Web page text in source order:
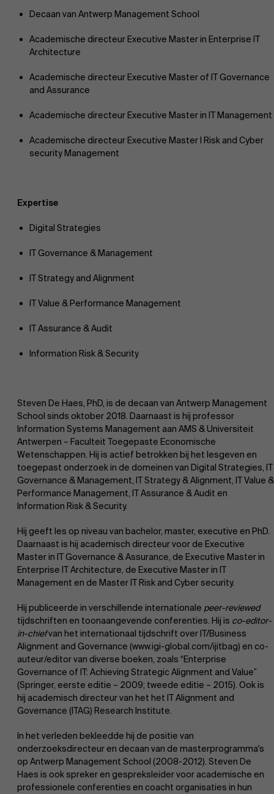
Decaan van Antwerp Management School
Academische directeur Executive Master in Enterprise IT
Architecture
Academische directeur Executive Master of IT Governance
and Assurance
Academische directeur Executive Master in IT Management
Academische directeur Executive Master I Risk and Cyber
security Management
Expertise
Digital Strategies
IT Governance & Management
IT Strategy and Alignment
IT Value & Performance Management
IT Assurance & Audit
Information Risk & Security
Steven De Haes, PhD, is de decaan van Antwerp Management
School sinds oktober 2018. Daarnaast is hij professor
Information Systems Management aan AMS & Universiteit
Antwerpen – Faculteit Toegepaste Economische
Wetenschappen. Hij is actief betrokken bij het lesgeven en
toegepast onderzoek in de domeinen van Digital Strategies, IT
Governance & Management, IT Strategy & Alignment, IT Value &
Performance Management, IT Assurance & Audit en
Information Risk & Security.
Hij geeft les op niveau van bachelor, master, executive en PhD.
Daarnaast is hij academisch directeur voor de Executive
Master in IT Governance & Assurance, de Executive Master in
Enterprise IT Architecture, de Executive Master in IT
Management en de Master IT Risk and Cyber security.
Hij publiceerde in verschillende internationale peer-reviewed
tijdschriften en toonaangevende conferenties. Hij is co-editor-
in-chiefvan het internationaal tijdschrift over IT/Business
Alignment and Governance (www.igi-global.com/ijitbag) en co-
auteur/editor van diverse boeken, zoals “Enterprise
Governance of IT: Achieving Strategic Alignment and Value”
(Springer, eerste editie – 2009; tweede editie – 2015). Ook is
hij academisch directeur van het het IT Alignment and
Governance (ITAG) Research Institute.
In het verleden bekleedde hij de positie van
onderzoeksdirecteur en decaan van de masterprogramma's
op Antwerp Management School (2008-2012). Steven De
Haes is ook spreker en gespreksleider voor academische en
professionele conferenties en coacht organisaties in hun